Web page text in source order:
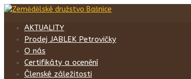
AKTUALITY
Prodej JABLEK Petrovičky
O nás
Certifikáty a ocenění
Členské záležitosti